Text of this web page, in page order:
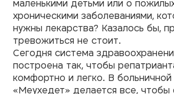
маленькими детьми или о
хроническими заболеваниями,
нужны лекарства? Казалось бы,
тревожиться не стоит.
Сегодня система
построена так, чтобы
комфортно и легко. В больничной
«Меухедет» делается все, чтобы